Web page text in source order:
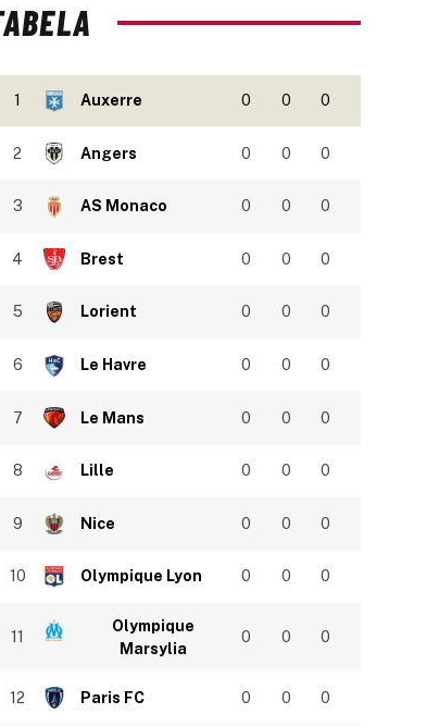
1 Auxerre 0 0 0
2 Angers 0 0 0
3 AS Monaco 0 0 0
4 Brest 0 0 0
5 Lorient 0 0 0
6 Le Havre 0 0 0
7 Le Mans 0 0 0
8 Lille 0 0 0
9 Nice 0 0 0
10 Olympique Lyon 0 0 0
11
Olympique
Marsylia
0 0 0
12 Paris FC 0 0 0